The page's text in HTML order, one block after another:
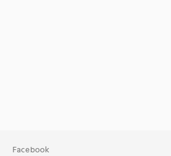
Facebook